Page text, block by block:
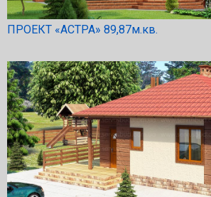
ПРОЕКТ «АСТРА» 89,87м.кв.